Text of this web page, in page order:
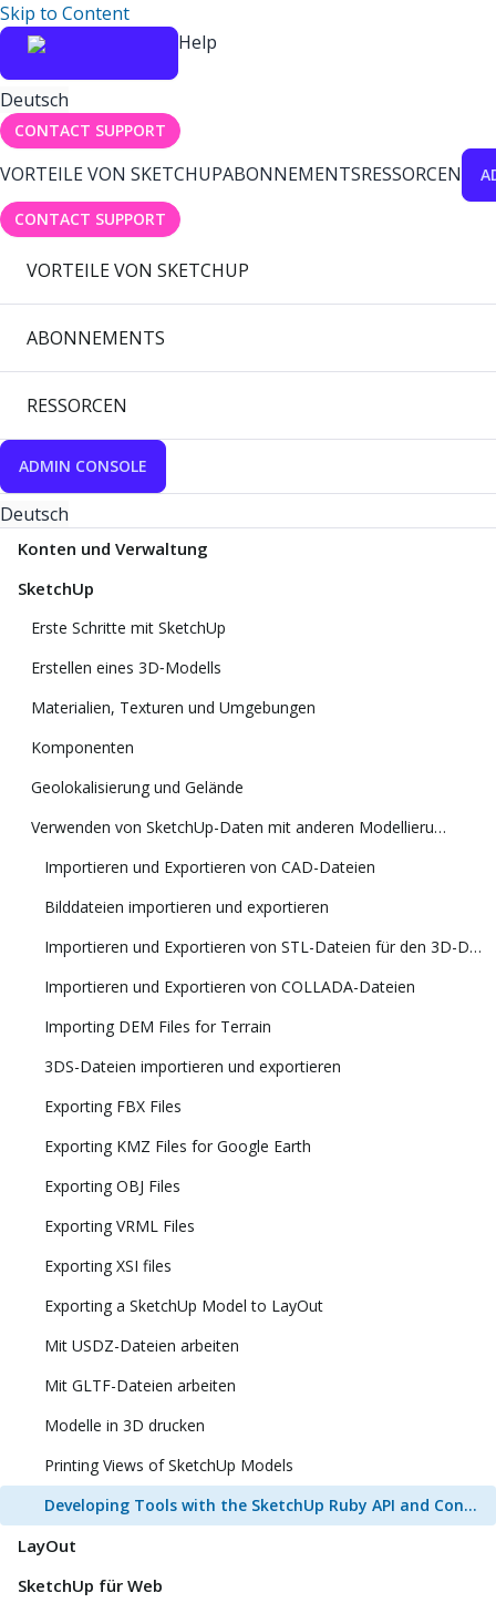
Skip to Content
Help
Deutsch
CONTACT SUPPORT
VORTEILE VON SKETCHUPABONNEMENTSRESSORCEN
CONTACT SUPPORT
VORTEILE VON SKETCHUP
ABONNEMENTS
RESSORCEN
ADMIN CONSOLE
Deutsch
Konten und Verwaltung
SketchUp
Erste Schritte mit SketchUp
Erstellen eines 3D‑Modells
Materialien, Texturen und Umgebungen
Komponenten
Geolokalisierung und Gelände
Verwenden von SketchUp-Daten mit anderen Modellierungsprogrammen oder Tools
Importieren und Exportieren von CAD-Dateien
Bilddateien importieren und exportieren
Importieren und Exportieren von STL-Dateien für den 3D-Druck
Importieren und Exportieren von COLLADA-Dateien
Importing DEM Files for Terrain
3DS-Dateien importieren und exportieren
Exporting FBX Files
Exporting KMZ Files for Google Earth
Exporting OBJ Files
Exporting VRML Files
Exporting XSI files
Exporting a SketchUp Model to LayOut
Mit USDZ-Dateien arbeiten
Mit GLTF-Dateien arbeiten
Modelle in 3D drucken
Printing Views of SketchUp Models
Developing Tools with the SketchUp Ruby API and Console
LayOut
SketchUp für Web